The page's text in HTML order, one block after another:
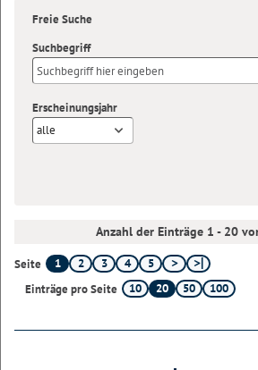
Freie Suche
Suchbegriff
Erscheinungsjahr
alle
Anzahl der Einträge 1 - 20
Seite 1 2 3 4
5
Einträge pro Seite
10 20 50 100